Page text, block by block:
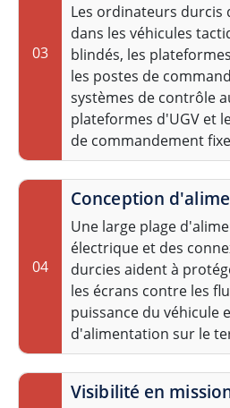
03
Les ordinateurs
dans les véhicules
blindés, les
les postes de
systèmes de contrôle
plateformes d'UGV et
de commandement
04
Conception
Une large plage
électrique et des
durcies aident à
les écrans contre les
puissance du véhicule
d'alimentation sur le
Visibilité en